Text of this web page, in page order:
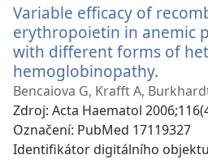
Variable efficacy of
erythropoietin in anemic
with different forms of
hemoglobinopathy.
nové
okno)
Bencaiova G, Krafft A,
Zdroj‎: Acta Haematol
Označení‎: PubMed 17119327
Identifikátor digitálního objektu